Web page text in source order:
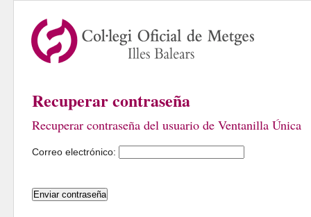
Recuperar contraseña
Recuperar contraseña del usuario de Ventanilla Única
Correo electrónico: